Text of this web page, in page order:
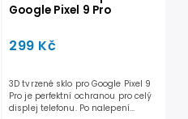
Google Pixel 9 Pro
299 Kč
3D tvrzené sklo pro Google Pixel 9
Pro je perfektní ochranou pro celý
displej telefonu. Po nalepení...